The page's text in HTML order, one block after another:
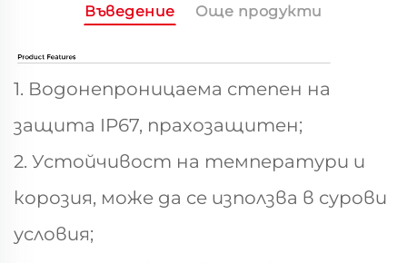
Въведение Още продукти
1. Водонепроницаема степен на
защита IP67, прахозащитен;
2. Устойчивост на температури и
корозия, може да се използва в сурови
условия;